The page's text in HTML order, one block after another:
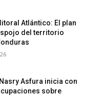
Atlántico: El plan
del territorio
Asfura inicia con
sobre